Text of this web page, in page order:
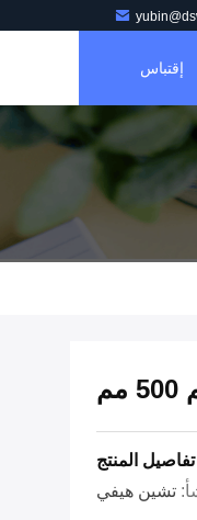
إقتباس
تفاصيل المنتج
تشين هيفي